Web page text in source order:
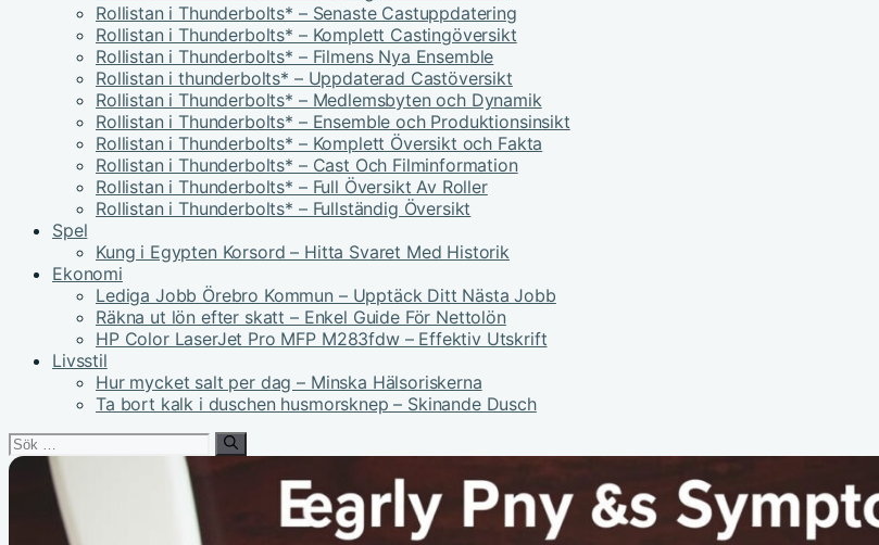
Rollistan i Thunderbolts* – Senaste Castuppdatering
Rollistan i Thunderbolts* – Komplett Castingöversikt
Rollistan i Thunderbolts* – Filmens Nya Ensemble
Rollistan i thunderbolts* – Uppdaterad Castöversikt
Rollistan i Thunderbolts* – Medlemsbyten och Dynamik
Rollistan i Thunderbolts* – Ensemble och Produktionsinsikt
Rollistan i Thunderbolts* – Komplett Översikt och Fakta
Rollistan i Thunderbolts* – Cast Och Filminformation
Rollistan i Thunderbolts* – Full Översikt Av Roller
Rollistan i Thunderbolts* – Fullständig Översikt
Spel
Kung i Egypten Korsord – Hitta Svaret Med Historik
Ekonomi
Lediga Jobb Örebro Kommun – Upptäck Ditt Nästa Jobb
Räkna ut lön efter skatt – Enkel Guide För Nettolön
HP Color LaserJet Pro MFP M283fdw – Effektiv Utskrift
Livsstil
Hur mycket salt per dag – Minska Hälsoriskerna
Ta bort kalk i duschen husmorsknep – Skinande Dusch
Sök
efter: